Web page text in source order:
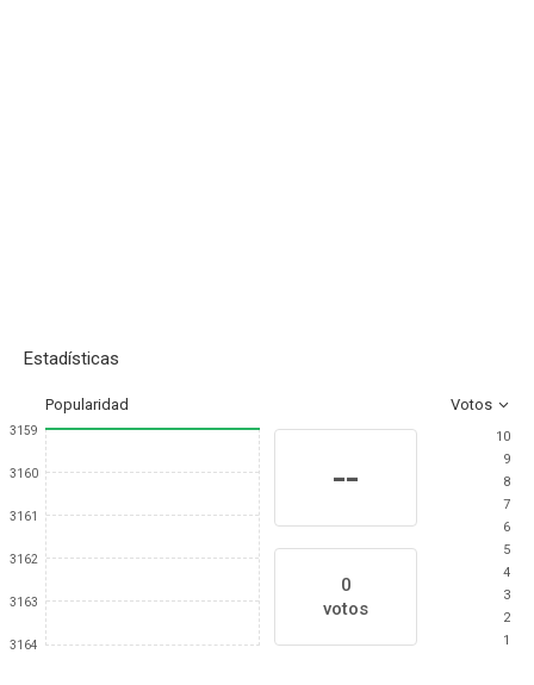
Estadísticas
Popularidad Votos
3159
3160
3161
3162
3163
3164
--
0
votos
10
9
8
7
6
5
4
3
2
1